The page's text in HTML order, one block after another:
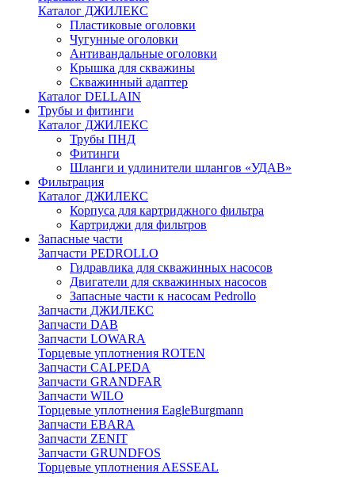
Каталог ДЖИЛЕКС
Пластиковые оголовки
Чугунные оголовки
Антивандальные оголовки
Крышка для скважины
Скважинный адаптер
Каталог DELLAIN
Трубы и фитинги
Каталог ДЖИЛЕКС
Трубы ПНД
Фитинги
Шланги и удлинители шлангов «УДАВ»
Фильтрация
Каталог ДЖИЛЕКС
Корпуса для картриджного фильтра
Картриджи для фильтров
Запасные части
Запчасти PEDROLLO
Гидравлика для скважинных насосов
Двигатели для скважинных насосов
Запасные части к насосам Pedrollo
Запчасти ДЖИЛЕКС
Запчасти DAB
Запчасти LOWARA
Торцевые уплотнения ROTEN
Запчасти CALPEDA
Запчасти GRANDFAR
Запчасти WILO
Торцевые уплотнения EagleBurgmann
Запчасти EBARA
Запчасти ZENIT
Запчасти GRUNDFOS
Торцевые уплотнения AESSEAL